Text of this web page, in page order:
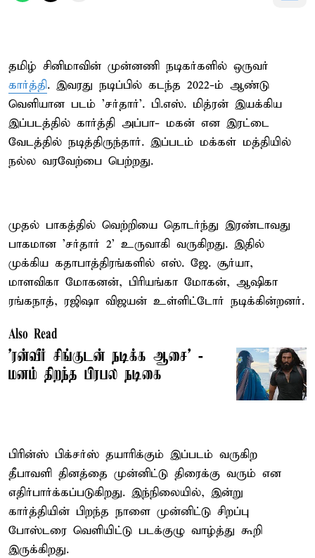
தமிழ் சினிமாவின் முன்னணி நடிகர்களில் ஒருவர்
கார்த்தி. இவரது நடிப்பில் கடந்த 2022-ம் ஆண்டு
வெளியான படம் 'சர்தார்'. பி.எஸ். மித்ரன் இயக்கிய
இப்படத்தில் கார்த்தி அப்பா- மகன் என இரட்டை
வேடத்தில் நடித்திருந்தார். இப்படம் மக்கள் மத்தியில்
நல்ல வரவேற்பை பெற்றது.
முதல் பாகத்தில் வெற்றியை தொடர்ந்து இரண்டாவது
பாகமான 'சர்தார் 2' உருவாகி வருகிறது. இதில்
முக்கிய கதாபாத்திரங்களில் எஸ். ஜே. சூர்யா,
மாளவிகா மோகனன், பிரியங்கா மோகன், ஆஷிகா
ரங்கநாத், ரஜிஷா விஜயன் உள்ளிட்டோர் நடிக்கின்றனர்.
Also Read
’ரன்வீர் சிங்குடன் நடிக்க ஆசை’ -
மனம் திறந்த பிரபல நடிகை
பிரின்ஸ் பிக்சர்ஸ் தயாரிக்கும் இப்படம் வருகிற
தீபாவளி தினத்தை முன்னிட்டு திரைக்கு வரும் என
எதிர்பார்க்கப்படுகிறது. இந்நிலையில், இன்று
கார்த்தியின் பிறந்த நாளை முன்னிட்டு சிறப்பு
போஸ்டரை வெளியிட்டு படக்குழு வாழ்த்து கூறி
இருக்கிறது.